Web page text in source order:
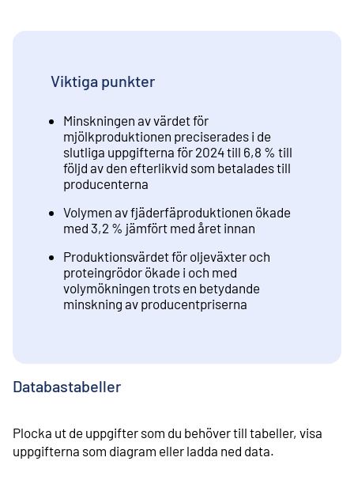
Viktiga punkter
Minskningen av värdet för
mjölkproduktionen preciserades i de
slutliga uppgifterna för 2024 till 6,8 % till
följd av den efterlikvid som betalades till
producenterna
Volymen av fjäderfäproduktionen ökade
med 3,2 % jämfört med året innan
Produktionsvärdet för oljeväxter och
proteingrödor ökade i och med
volymökningen trots en betydande
minskning av producentpriserna
Databastabeller
Plocka ut de uppgifter som du behöver till tabeller, visa
uppgifterna som diagram eller ladda ned data.